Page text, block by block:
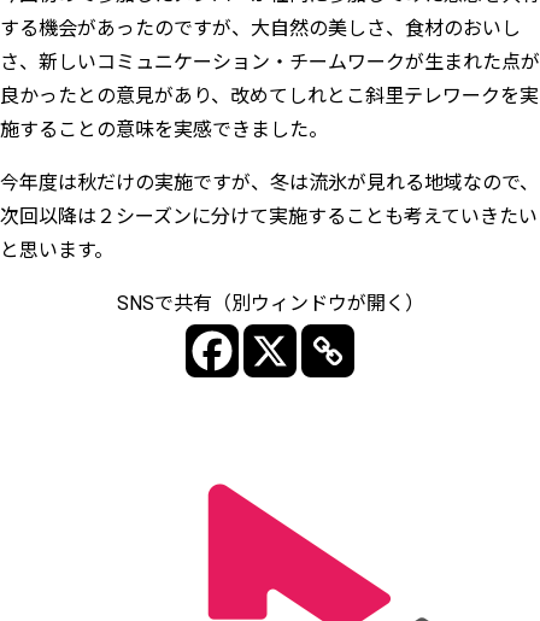
する機会があったのですが、大自然の美しさ、食材のおいし
さ、新しいコミュニケーション・チームワークが生まれた点が
良かったとの意見があり、改めてしれとこ斜里テレワークを実
施することの意味を実感できました。
今年度は秋だけの実施ですが、冬は流氷が見れる地域なので、
次回以降は２シーズンに分けて実施することも考えていきたい
と思います。
SNSで共有（別ウィンドウが開く）